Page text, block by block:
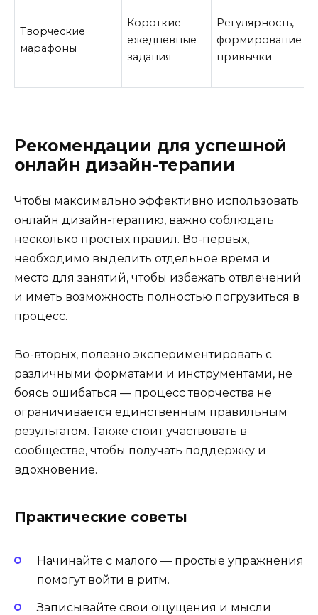
Творческие
марафоны
Короткие
ежедневные
задания
Регулярность,
формирование
привычки
Рекомендации для успешной
онлайн дизайн-терапии
Чтобы максимально эффективно использовать
онлайн дизайн-терапию, важно соблюдать
несколько простых правил. Во-первых,
необходимо выделить отдельное время и
место для занятий, чтобы избежать отвлечений
и иметь возможность полностью погрузиться в
процесс.
Во-вторых, полезно экспериментировать с
различными форматами и инструментами, не
боясь ошибаться — процесс творчества не
ограничивается единственным правильным
результатом. Также стоит участвовать в
сообществе, чтобы получать поддержку и
вдохновение.
Практические советы
Начинайте с малого — простые упражнения
помогут войти в ритм.
Записывайте свои ощущения и мысли